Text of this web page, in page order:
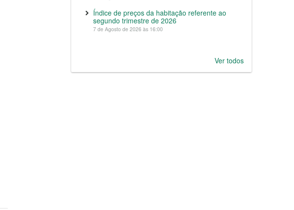
Índice de preços da habitação referente ao
segundo trimestre de 2026
7 de Agosto de 2026 às 16:00
Ver todos